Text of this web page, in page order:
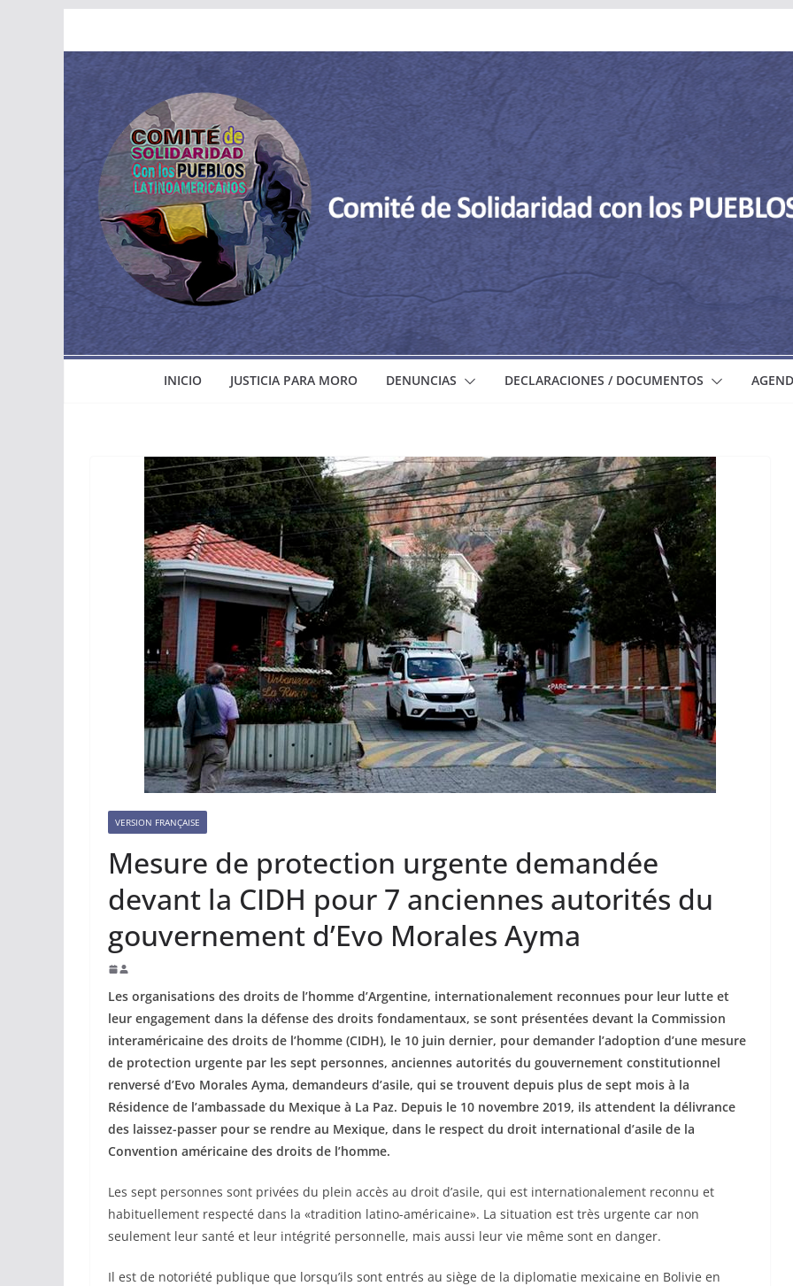
contenido
INICIO JUSTICIA PARA MORO DENUNCIAS DECLARACIONES / DOCUMENTOS
VERSION FRANÇAISE
Mesure de protection urgente demandée
devant la CIDH pour 7 anciennes autorités du
gouvernement d’Evo Morales Ayma
Les organisations des droits de l’homme d’Argentine, internationalement reconnues pour leur lutte et
leur engagement dans la défense des droits fondamentaux, se sont présentées devant la Commission
interaméricaine des droits de l’homme (CIDH), le 10 juin dernier, pour demander l’adoption d’une mesure
de protection urgente par les sept personnes, anciennes autorités du gouvernement constitutionnel
renversé d’Evo Morales Ayma, demandeurs d’asile, qui se trouvent depuis plus de sept mois à la
Résidence de l’ambassade du Mexique à La Paz. Depuis le 10 novembre 2019, ils attendent la délivrance
des laissez-passer pour se rendre au Mexique, dans le respect du droit international d’asile de la
Convention américaine des droits de l’homme.
Les sept personnes sont privées du plein accès au droit d’asile, qui est internationalement reconnu et
habituellement respecté dans la «tradition latino-américaine». La situation est très urgente car non
seulement leur santé et leur intégrité personnelle, mais aussi leur vie même sont en danger.
Il est de notoriété publique que lorsqu’ils sont entrés au siège de la diplomatie mexicaine en Bolivie en